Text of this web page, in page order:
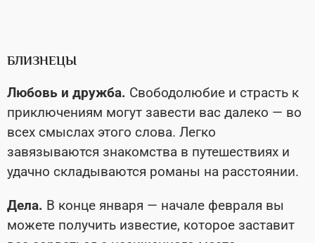
БЛИЗНЕЦЫ
Любовь и дружба. Свободолюбие и страсть к
приключениям могут завести вас далеко — во
всех смыслах этого слова. Легко
завязываются знакомства в путешествиях и
удачно складываются романы на расстоянии.
Дела. В конце января — начале февраля вы
можете получить известие, которое заставит